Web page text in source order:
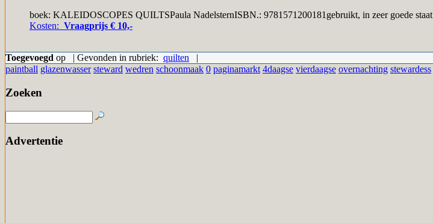
boek: KALEIDOSCOPES QUILTSPaula NadelsternISBN.: 9781571200181gebruikt, in zeer goede staat
Kosten: Vraagprijs € 10,-
Toegevoegd op | Gevonden in rubriek: quilten |
paintball glazenwasser steward wedren schoonmaak 0 paginamarkt 4daagse vierdaagse overnachting stewardess
Zoeken
Advertentie